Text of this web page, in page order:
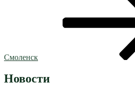
Смоленск
Новости